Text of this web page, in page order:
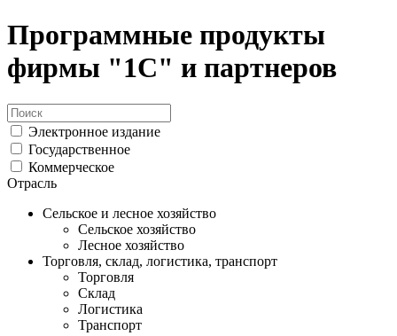
Программные продукты
фирмы "1С" и партнеров
Электронное издание
Государственное
Коммерческое
Отрасль
Сельское и лесное хозяйство
Сельское хозяйство
Лесное хозяйство
Торговля, склад, логистика, транспорт
Торговля
Cклад
Логистика
Транспорт